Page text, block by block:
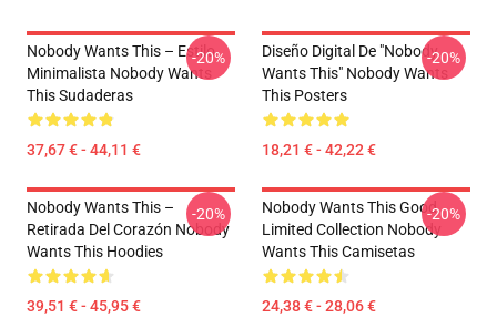
Nobody Wants This – Estilo
Minimalista Nobody Wants
This Sudaderas
37,67 € - 44,11 €
-20%
Diseño Digital De "Nobody
Wants This" Nobody Wants
This Posters
18,21 € - 42,22 €
-20%
Nobody Wants This –
Retirada Del Corazón Nobody
Wants This Hoodies
39,51 € - 45,95 €
-20%
Nobody Wants This Good
Limited Collection Nobody
Wants This Camisetas
24,38 € - 28,06 €
-20%